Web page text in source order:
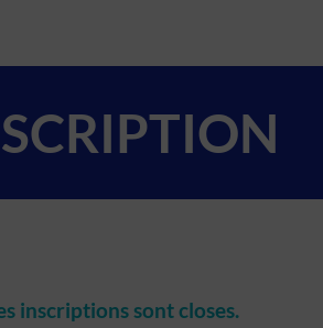
inscriptions sont closes.